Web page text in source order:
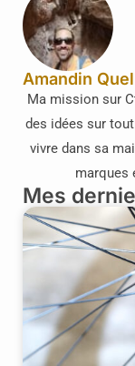
Amandin
Ma mission sur
des idées sur
vivre dans sa
marques
Mes